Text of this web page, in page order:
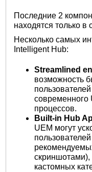
Последние 2
находятся только в
Несколько самых
Intelligent Hub:
Streamlined
возможность
современного
процессов.
Built-in Hub
UEM могут
скриншотами),
кастомных